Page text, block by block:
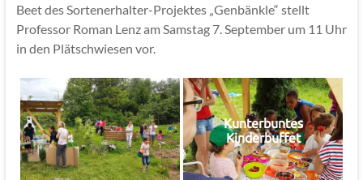
Beet des Sortenerhalter-Projektes „Genbänkle“ stellt
Professor Roman Lenz am Samstag 7. September um 11 Uhr
in den Plätschwiesen vor.
Kunterbuntes
Kinderbuffet